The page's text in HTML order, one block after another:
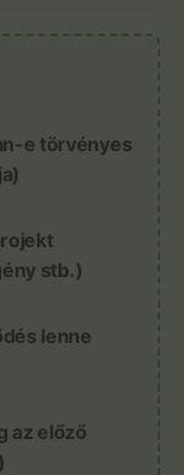
e törvényes
stb.)
lenne
az előző